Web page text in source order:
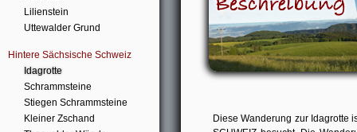
Lilienstein
Uttewalder Grund
Hintere Sächsische Schweiz
Idagrotte
Schrammsteine
Stiegen Schrammsteine
Kleiner Zschand
Diese Wanderung zur Idagrotte